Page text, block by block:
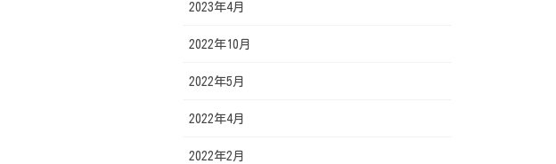
2023年4月
2022年10月
2022年5月
2022年4月
2022年2月